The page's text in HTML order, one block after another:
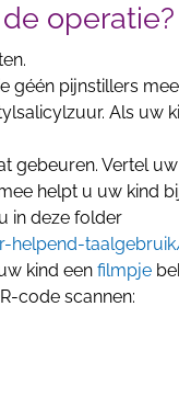
operatie?
géén pijnstillers
Als uw
gebeuren. Vertel
helpt u uw kind
in deze folder
helpend-
kind eenfilmpje
code scannen: